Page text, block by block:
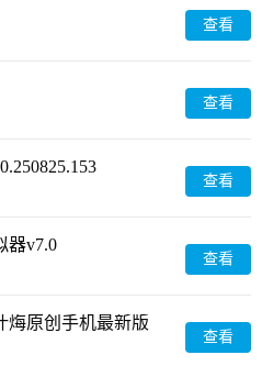
查看
查看
查看
器v7.0
查看
烸原创手机最新版
查看